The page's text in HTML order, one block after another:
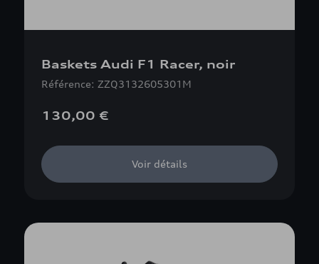
Baskets Audi F1 Racer, noir
Référence: ZZQ3132605301M
130,00 €
Voir détails